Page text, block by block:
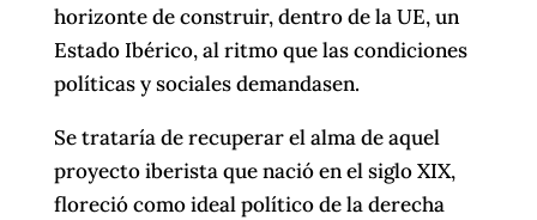
horizonte de construir, dentro de la UE, un
Estado Ibérico, al ritmo que las condiciones
políticas y sociales demandasen.
Se trataría de recuperar el alma de aquel
proyecto iberista que nació en el siglo XIX,
floreció como ideal político de la derecha